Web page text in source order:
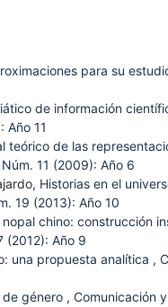
para su
de información
Año 11
teórico de las
11 (2009): Año 6
Historias en el
19 (2013): Año 10
nopal chino: construcción
(2012): Año 9
una propuesta analítica ,
género , Comunicación